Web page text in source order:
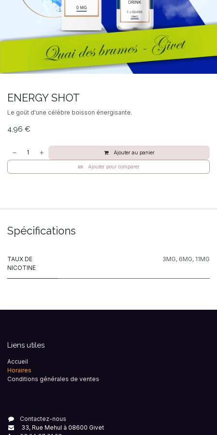
ENERGY SHOT
Le goût d'une célèbre boisson énergisante.
4,96 €
Ajouter au panier
Ajouter pour comparer
Spécifications
TAUX DE
NICOTINE
3MG, 6MG, 11MG
Liens utiles
Accueil
Horaires
Conditions générales de ventes
Contactez-nous
33, Rue Mehul à 08600 Givet